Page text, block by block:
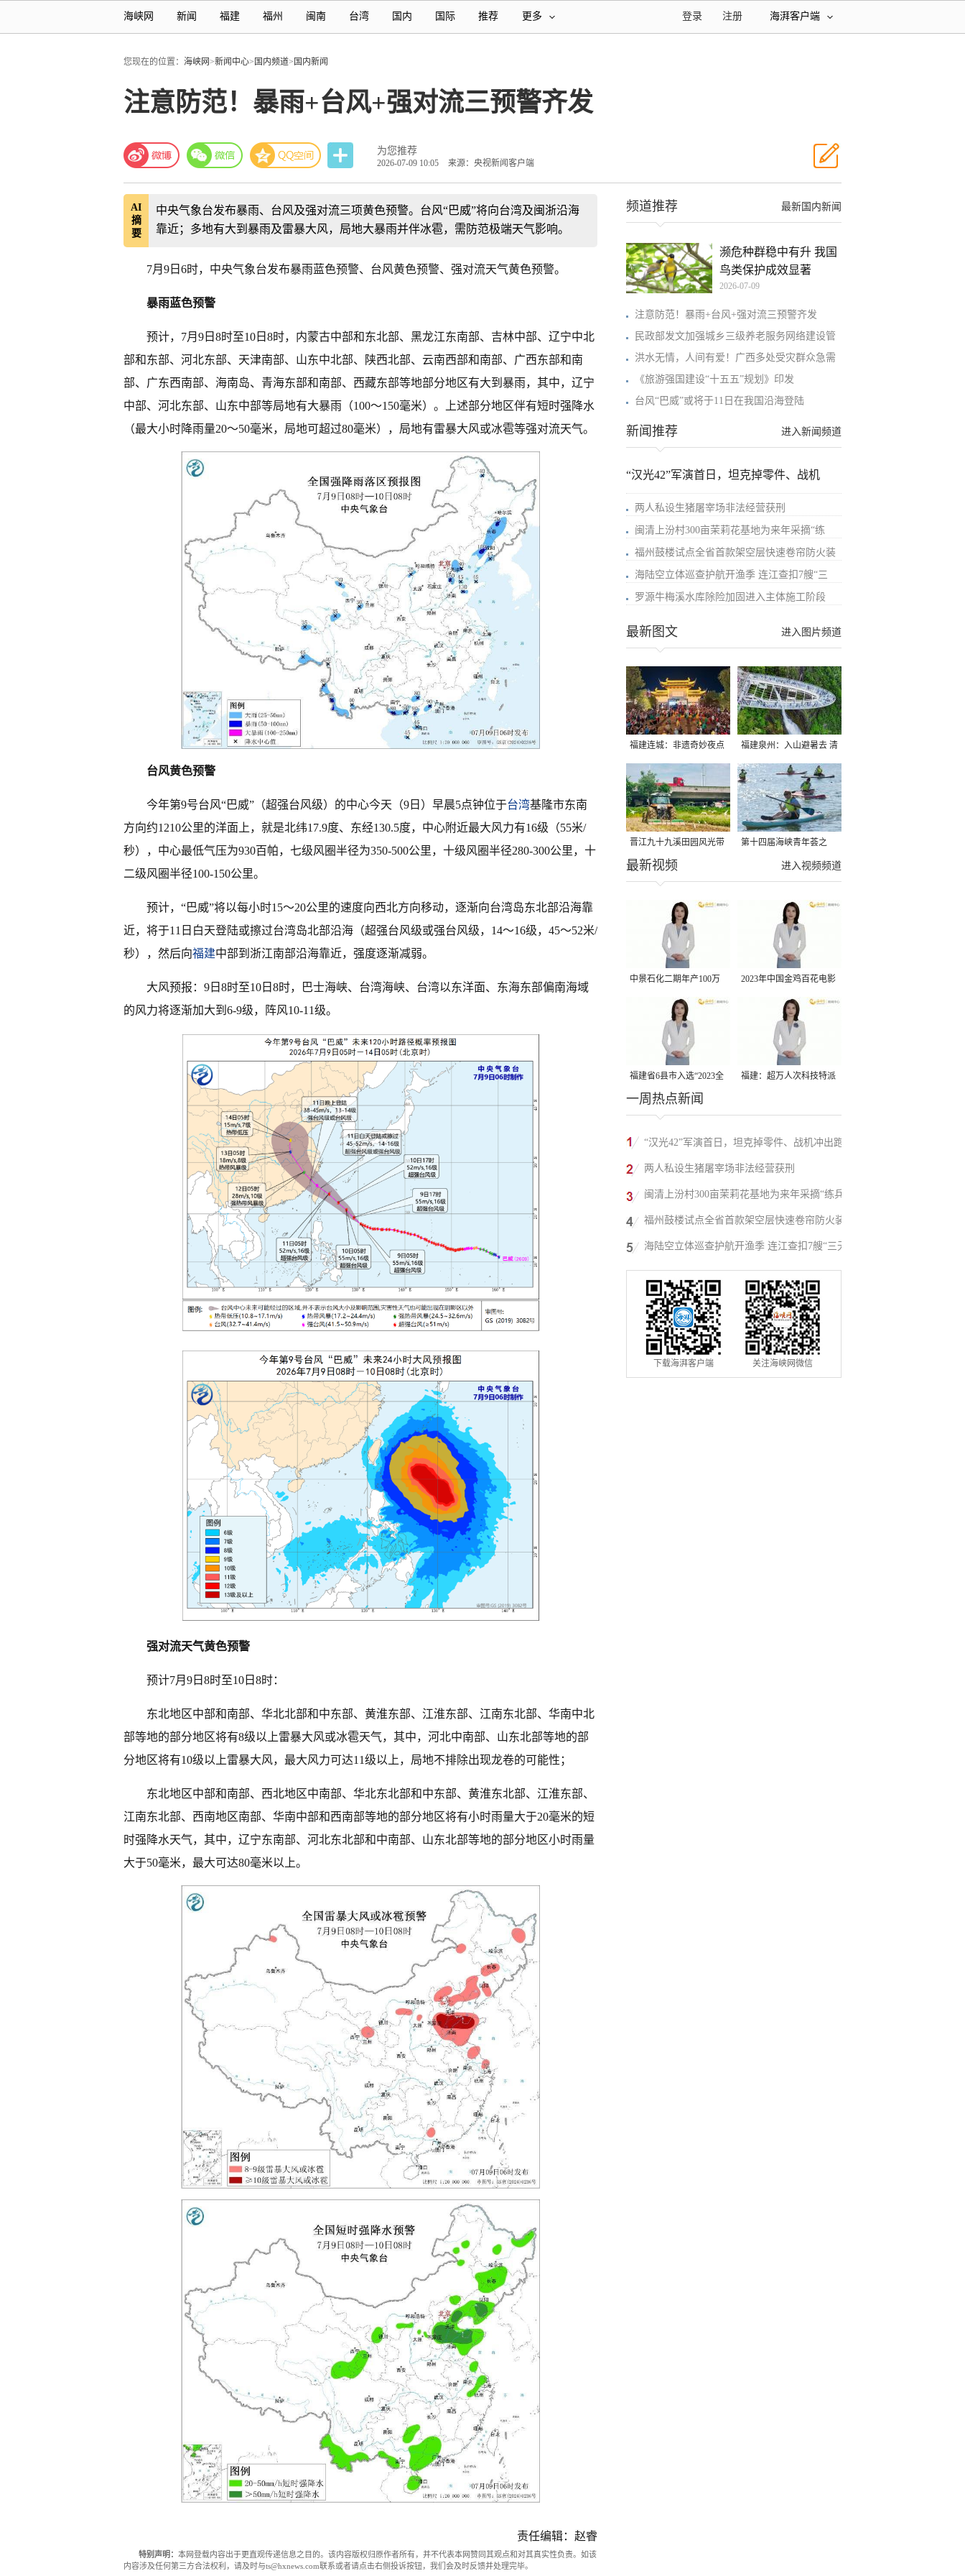
海峡网 新闻 福建 福州 闽南 台湾 国内 国际 推荐 更多 海湃客户端
注册
登录
您现在的位置： 海峡网>新闻中心> 国内频道> 国内新闻
注意防范！暴雨+台风+强对流三预警齐发
为您推荐
2026-07-09 10:05 来源：央视新闻客户端
AI
摘
要
中央气象台发布暴雨、台风及强对流三项黄色预警。台风“巴威”将向台湾及闽浙沿海
靠近；多地有大到暴雨及雷暴大风，局地大暴雨并伴冰雹，需防范极端天气影响。
7月9日6时，中央气象台发布暴雨蓝色预警、台风黄色预警、强对流天气黄色预警。
暴雨蓝色预警
预计，7月9日8时至10日8时，内蒙古中部和东北部、黑龙江东南部、吉林中部、辽宁中北
部和东部、河北东部、天津南部、山东中北部、陕西北部、云南西部和南部、广西东部和南
部、广东西南部、海南岛、青海东部和南部、西藏东部等地部分地区有大到暴雨，其中，辽宁
中部、河北东部、山东中部等局地有大暴雨（100～150毫米）。上述部分地区伴有短时强降水
（最大小时降雨量20～50毫米，局地可超过80毫米），局地有雷暴大风或冰雹等强对流天气。
台风黄色预警
今年第9号台风“巴威”（超强台风级）的中心今天（9日）早晨5点钟位于台湾基隆市东南
方向约1210公里的洋面上，就是北纬17.9度、东经130.5度，中心附近最大风力有16级（55米/
秒），中心最低气压为930百帕，七级风圈半径为350-500公里，十级风圈半径280-300公里，十
二级风圈半径100-150公里。
预计，“巴威”将以每小时15～20公里的速度向西北方向移动，逐渐向台湾岛东北部沿海靠
近，将于11日白天登陆或擦过台湾岛北部沿海（超强台风级或强台风级，14～16级，45～52米/
秒），然后向福建中部到浙江南部沿海靠近，强度逐渐减弱。
大风预报：9日8时至10日8时，巴士海峡、台湾海峡、台湾以东洋面、东海东部偏南海域
的风力将逐渐加大到6-9级，阵风10-11级。
强对流天气黄色预警
预计7月9日8时至10日8时：
东北地区中部和南部、华北北部和中东部、黄淮东部、江淮东部、江南东北部、华南中北
部等地的部分地区将有8级以上雷暴大风或冰雹天气，其中，河北中南部、山东北部等地的部
分地区将有10级以上雷暴大风，最大风力可达11级以上，局地不排除出现龙卷的可能性；
东北地区中部和南部、西北地区中南部、华北东北部和中东部、黄淮东北部、江淮东部、
江南东北部、西南地区南部、华南中部和西南部等地的部分地区将有小时雨量大于20毫米的短
时强降水天气，其中，辽宁东南部、河北东北部和中南部、山东北部等地的部分地区小时雨量
大于50毫米，最大可达80毫米以上。
责任编辑：赵睿
特别声明： 本网登载内容出于更直观传递信息之目的。该内容版权归原作者所有，并不代表本网赞同其观点和对其真实性负责。如该
内容涉及任何第三方合法权利，请及时与ts@hxnews.com联系或者请点击右侧投诉按钮，我们会及时反馈并处理完毕。
最新国内新闻
频道推荐
濒危种群稳中有升 我国
鸟类保护成效显著
2026-07-09
注意防范！暴雨+台风+强对流三预警齐发
民政部发文加强城乡三级养老服务网络建设管
洪水无情，人间有爱！广西多处受灾群众急需
《旅游强国建设“十五五”规划》印发
台风“巴威”或将于11日在我国沿海登陆
进入新闻频道
新闻推荐
“汉光42”军演首日，坦克掉零件、战机
两人私设生猪屠宰场非法经营获刑
闽清上汾村300亩茉莉花基地为来年采摘“练
福州鼓楼试点全省首款架空层快速卷帘防火装
海陆空立体巡查护航开渔季 连江查扣7艘“三
罗源牛梅溪水库除险加固进入主体施工阶段
进入图片频道
最新图文
福建连城：非遗奇妙夜点
亮夏夜
福建泉州：入山避暑去 清
凉好惬意
晋江九十九溪田园风光带
千亩早稻迎来成熟收割季
第十四届海峡青年荟之
2026榕台青年大学生水上
进入视频频道
最新视频
中景石化二期年产100万
吨丙烷脱氢项目建成中交
2023年中国金鸡百花电影
节有福电影巡展31日启动
福建省6县市入选“2023全
国县域发展潜力百强县”
福建：超万人次科技特派
一周热点新闻
“汉光42”军演首日，坦克掉零件、战机冲出跑
道、赖清德逃跑……螺丝都拧不紧，台军能打
两人私设生猪屠宰场非法经营获刑
闽清上汾村300亩茉莉花基地为来年采摘“练兵”
福州鼓楼试点全省首款架空层快速卷帘防火装
置
海陆空立体巡查护航开渔季 连江查扣7艘“三无”
船舶
下载海湃客户端 关注海峡网微信